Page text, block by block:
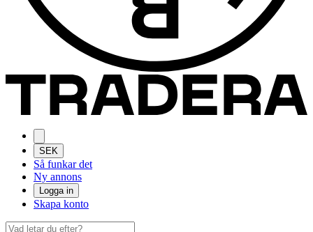
SEK
Så funkar det
Ny annons
Logga in
Skapa konto